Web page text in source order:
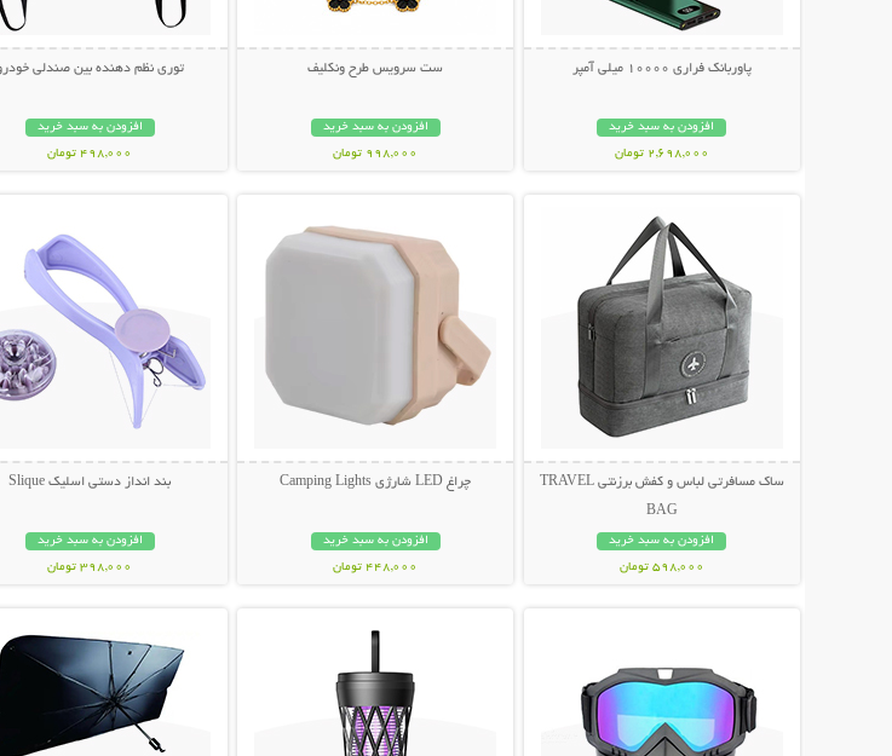
پاوربانک فراری 10000 میلی آمپر
افزودن به سبد خرید
2,698,000 تومان
ست سرویس طرح ونکلیف
افزودن به سبد خرید
998,000 تومان
توری نظم دهنده بین صندلی
افزودن به سبد خرید
498,000 تومان
ساک مسافرتی لباس و کفش برزنتی TRAVEL
BAG
افزودن به سبد خرید
598,000 تومان
چراغ LED شارژی Camping Lights
افزودن به سبد خرید
448,000 تومان
بند انداز دستی اسلیک Slique
افزودن به سبد خرید
398,000 تومان